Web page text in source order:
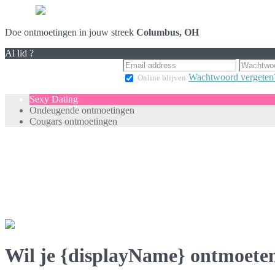
Doe ontmoetingen in jouw streek Columbus, OH
Al lid ?
Online blijven Wachtwoord
Sexy Dating
Ondeugende ontmoetingen
Cougars ontmoetingen
Wil je {displayName}